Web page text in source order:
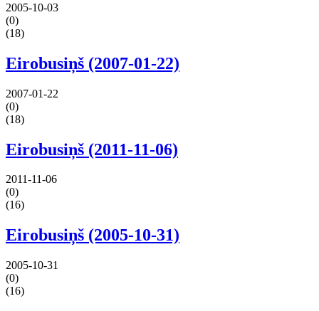
2005-10-03
(0)
(18)
Eirobusiņš (2007-01-22)
2007-01-22
(0)
(18)
Eirobusiņš (2011-11-06)
2011-11-06
(0)
(16)
Eirobusiņš (2005-10-31)
2005-10-31
(0)
(16)